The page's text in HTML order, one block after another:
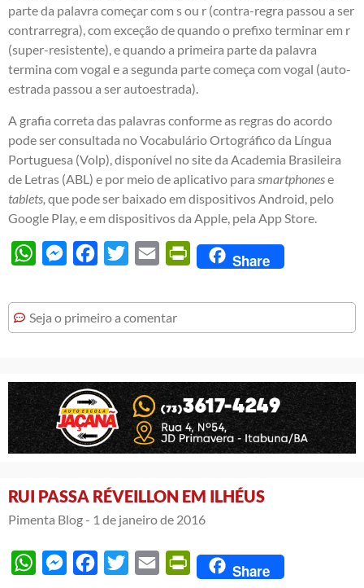
parte da palavra começar com s ou r (contra-regra passou a ser
contrarregra), com exceção de quando o prefixo terminar em r
(super-resistente), e quando a primeira parte da palavra
termina com vogal e a segunda parte começa com vogal (auto-
estrada passou a ser autoestrada).
A grafia correta das palavras conforme as regras do acordo
pode ser consultada no Vocabulário Ortográfico da Língua
Portuguesa (Volp), disponível no site da Academia Brasileira
de Letras (ABL) e por meio de aplicativo para smartphonese
tablets, que pode ser baixado em dispositivos Android, pelo
Google Play, e em dispositivos da Apple, pela App Store.
WhatsAppMessengerFacebook
Twitter Email PrintFriendly
Share
Seja o primeiro a comentar
RUI PASSA RÉVEILLON EM ILHÉUS
Pimenta Blog - 1 de janeiro de 2016
WhatsAppMessengerFacebook
Twitter Email PrintFriendly
Share